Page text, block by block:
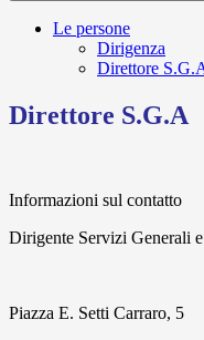
Le persone
Dirigenza
Direttore
Direttore S.G.A
Informazioni sul contatto
Dirigente Servizi Generali
Piazza E. Setti Carraro, 5